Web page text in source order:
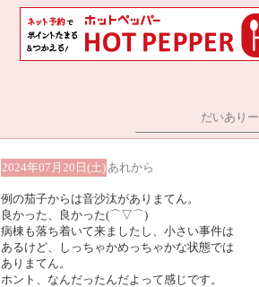
だいありー
2024年07月20日(土)あれから
例の茄子からは音沙汰がありまてん。
良かった、良かった(⌒▽⌒)
病棟も落ち着いて来ましたし、小さい事件は
あるけど、しっちゃかめっちゃかな状態では
ありまてん。
ホント、なんだったんだよって感じです。